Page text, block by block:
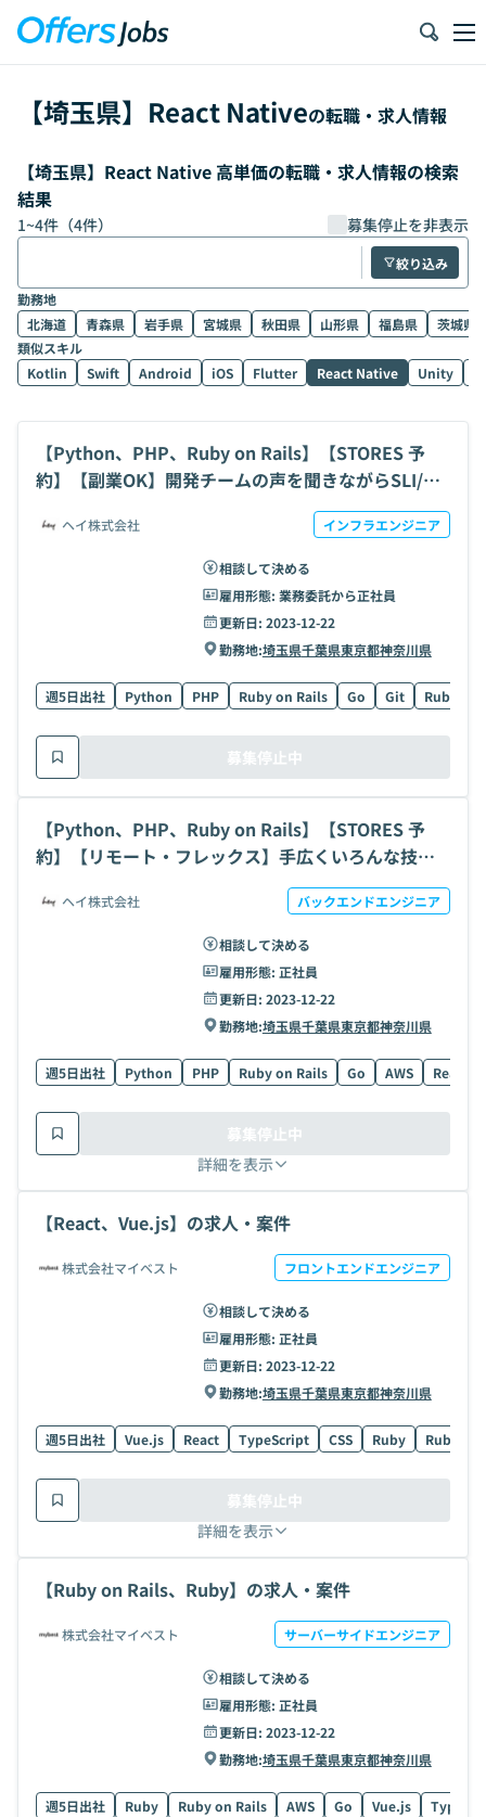
【埼玉県】 React Nativeの転職・求人情報
【埼玉県】React Native 高単価の転職・求人情報の検索
結果
1~4件（4件） 募集停止を非表示
絞り込み
勤務地
北海道
青森県 岩手県 宮城県 秋田県 山形県 福島県
茨城県
類似スキル
Kotlin
Swift Android iOS Flutter React Native Unity
【Python、PHP、Ruby on Rails】【STORES 予
約】【副業OK】開発チームの声を聞きながらSLI/SL
Oを定義し、ユーザーに価値を届ける開発チームSRE
の求人・案件
ヘイ株式会社 インフラエンジニア
相談して決める
雇用形態: 業務委託から正社員
更新日: 2023-12-22
勤務地:埼玉県千葉県東京都神奈川県
週5日出社 Python PHP Ruby on Rails Go Git Ruby
募集停止中
【Python、PHP、Ruby on Rails】【STORES 予
約】【リモート・フレックス】手広くいろんな技術
に携わる｜SaaS拡大フェーズ1→10を経験できる開
発ポジションの求人・案件
ヘイ株式会社 バックエンドエンジニア
相談して決める
雇用形態: 正社員
更新日: 2023-12-22
勤務地:埼玉県千葉県東京都神奈川県
週5日出社 Python PHP Ruby on Rails Go AWS React
詳細を表示
募集停止中
【React、Vue.js】の求人・案件
株式会社マイベスト フロントエンドエンジニア
相談して決める
雇用形態: 正社員
更新日: 2023-12-22
勤務地:埼玉県千葉県東京都神奈川県
週5日出社 Vue.js React TypeScript CSS Ruby Ruby on
詳細を表示
募集停止中
【Ruby on Rails、Ruby】の求人・案件
株式会社マイベスト サーバーサイドエンジニア
相談して決める
雇用形態: 正社員
更新日: 2023-12-22
勤務地:埼玉県千葉県東京都神奈川県
週5日出社 Ruby Ruby on Rails AWS Go Vue.js